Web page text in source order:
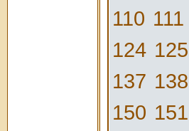
110 111
124 125
137 138
150 151